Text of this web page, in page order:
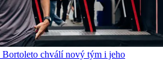
chválí nový tým i jeho